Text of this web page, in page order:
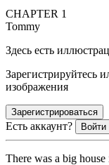
CHAPTER 1
Tommy
Здесь есть
Зарегистрируйтесь
изображения
Зарегистрироваться
Есть аккаунт? Войти
There was a big